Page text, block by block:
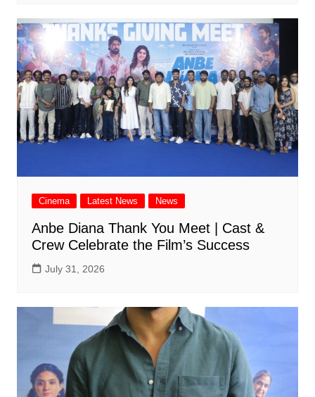
Cinema Latest News News
Anbe Diana Thank You Meet | Cast &
Crew Celebrate the Film’s Success
July 31, 2026